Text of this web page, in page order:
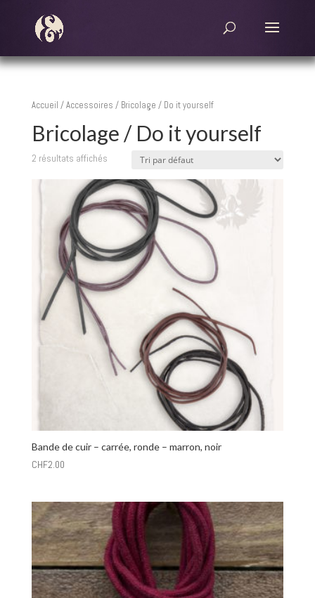
Accueil /Accessoires / Bricolage / Do it yourself
Bricolage / Do it yourself
2 résultats affichés
Bande de cuir – carrée, ronde – marron, noir
CHF2.00